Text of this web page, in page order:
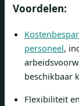
Voordelen:
personeel,
beschikbaar
Flexibiliteit